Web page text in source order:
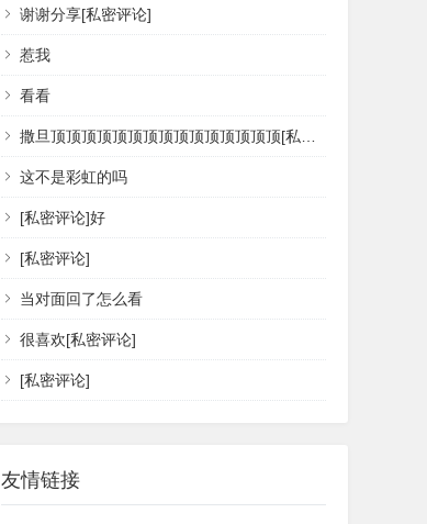
谢谢分享[私密评论]
惹我
看看
撒旦顶顶顶顶顶顶顶顶顶顶顶顶顶顶顶[私密评论]
这不是彩虹的吗
[私密评论]好
[私密评论]
当对面回了怎么看
很喜欢[私密评论]
[私密评论]
友情链接